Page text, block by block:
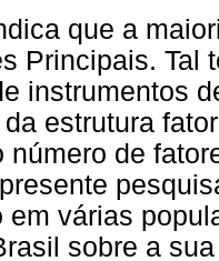
que a
Principais. Tal
instrumentos
estrutura
número de
em várias
sobre a